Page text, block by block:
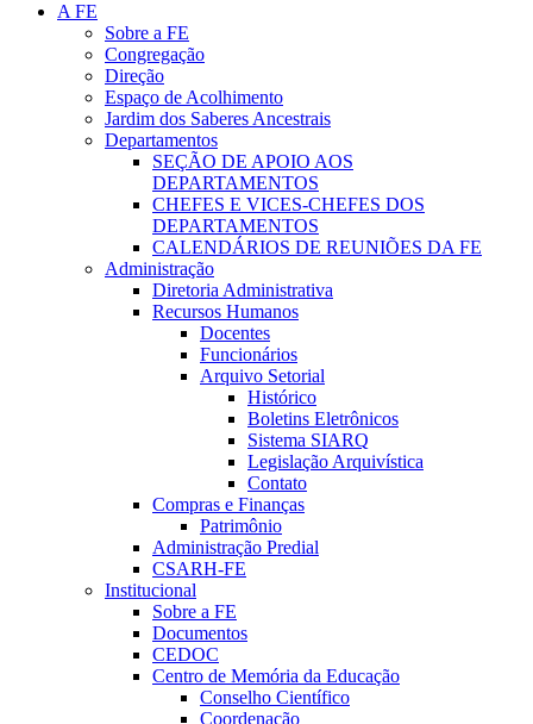
A FE
Sobre a FE
Congregação
Direção
Espaço de Acolhimento
Jardim dos Saberes Ancestrais
Departamentos
SEÇÃO DE APOIO AOS
DEPARTAMENTOS
CHEFES E VICES-CHEFES DOS
DEPARTAMENTOS
CALENDÁRIOS DE REUNIÕES DA FE
Administração
Diretoria Administrativa
Recursos Humanos
Docentes
Funcionários
Arquivo Setorial
Histórico
Boletins Eletrônicos
Sistema SIARQ
Legislação Arquivística
Contato
Compras e Finanças
Patrimônio
Administração Predial
CSARH-FE
Institucional
Sobre a FE
Documentos
CEDOC
Centro de Memória da Educação
Conselho Científico
Coordenação